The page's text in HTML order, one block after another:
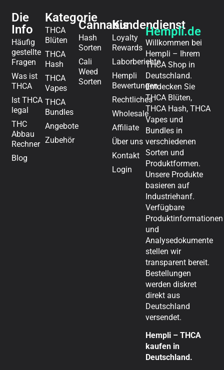
Die
Info
Häufig
gestellte
Fragen
Was ist
THCA
Ist THCA
legal
THC
Abbau
Rechner
Blog
Kategorie
THCA
Blüten
THCA
Hash
THCA
Vapes
THCA
Bundles
Angebote
Zubehör
Cannabis
Hash
Sorten
Cali
Weed
Sorten
Kundendienst
Loyalty
Rewards
Laborberichte
Hempli
Bewertungen
Rechtliches​
Wholesale
Affiliate
Über uns
Kontakt
Login
Hempli.de
Willkommen bei
Hempli – Ihrem
THCA Shop in
Deutschland.
Entdecken Sie
THCA Blüten,
THCA Hash, THCA
Vapes und
Bundles in
verschiedenen
Sorten und
Produktformen.
Unsere Produkte
basieren auf
Industriehanf.
Verfügbare
Produktinformationen
und
Analysedokumente
stellen wir
transparent bereit.
Bestellungen
werden diskret
direkt aus
Deutschland
versendet.
Hempli – THCA
kaufen in
Deutschland.